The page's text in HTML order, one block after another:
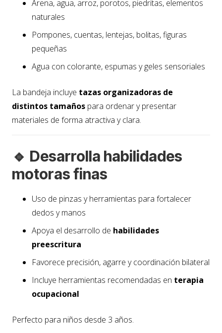
Arena, agua, arroz, porotos, piedritas, elementos
naturales
Pompones, cuentas, lentejas, bolitas, figuras
pequeñas
Agua con colorante, espumas y geles sensoriales
La bandeja incluye tazas organizadoras de
distintos tamaños para ordenar y presentar
materiales de forma atractiva y clara.
🔹 Desarrolla habilidades
motoras finas
Uso de pinzas y herramientas para fortalecer
dedos y manos
Apoya el desarrollo de habilidades
preescritura
Favorece precisión, agarre y coordinación bilateral
Incluye herramientas recomendadas en terapia
ocupacional
Perfecto para niños desde 3 años.